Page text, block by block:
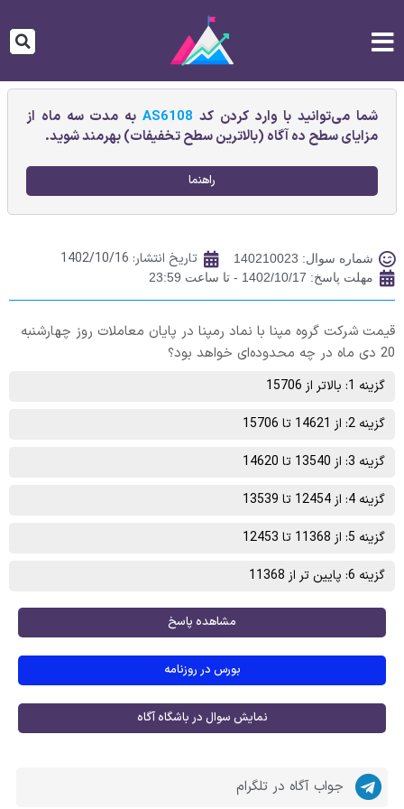
شما می‌توانید با وارد کردن کد AS6108به مدت سه ماه از
مزایای سطح ده آگاه (بالاترین سطح تخفیفات) بهرمند شوید.
راهنما
شماره سوال: 140210023 تاریخ انتشار: 1402/10/16
مهلت پاسخ: 1402/10/17 - تا ساعت 23:59
قیمت شركت گروه مپنا با نماد رمپنا در پایان معاملات روز چهارشنبه
20 دی ماه در چه محدوده‌ای خواهد بود؟
گزینه 1: بالاتر از 15706
گزینه 2: از 14621 تا 15706
گزینه 3: از 13540 تا 14620
گزینه 4: از 12454 تا 13539
گزینه 5: از 11368 تا 12453
گزینه 6: پایین تر از 11368
مشاهده پاسخ
بورس در روزنامه
نمایش سوال در باشگاه آگاه
جواب آگاه در تلگرام